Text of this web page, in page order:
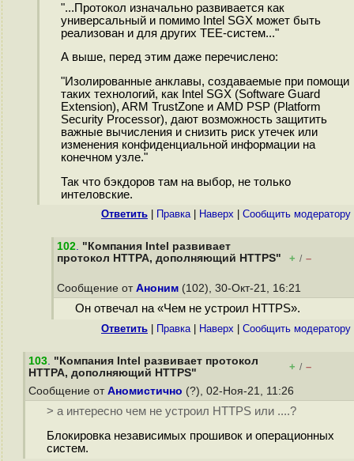
"...Протокол изначально развивается как
универсальный и помимо Intel SGX может быть
реализован и для других TEE-систем..."
А выше, перед этим даже перечислено:
"Изолированные анклавы, создаваемые при помощи
таких технологий, как Intel SGX (Software Guard
Extension), ARM TrustZone и AMD PSP (Platform
Security Processor), дают возможность защитить
важные вычисления и снизить риск утечек или
изменения конфиденциальной информации на
конечном узле."
Так что бэкдоров там на выбор, не только
интеловские.
Ответить Правка| Наверх Cообщить модератору
102. "Компания Intel развивает
протокол HTTPA, дополняющий HTTPS"
+ / –
Сообщение от Аноним (102), 30-Окт-21, 16:21
Он отвечал на «Чем не устроил HTTPS».
Ответить Правка| Наверх Cообщить модератору
103. "Компания Intel развивает протокол
HTTPA, дополняющий HTTPS"
+ / –
Сообщение от Аномистично (?), 02-Ноя-21, 11:26
> а интересно чем не устроил HTTPS или ....?
Блокировка независимых прошивок и операционных
систем.